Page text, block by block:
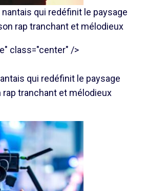
nantais qui redéfinit le paysage
rap tranchant et mélodieux
class="center" />
qui redéfinit le paysage
tranchant et mélodieux